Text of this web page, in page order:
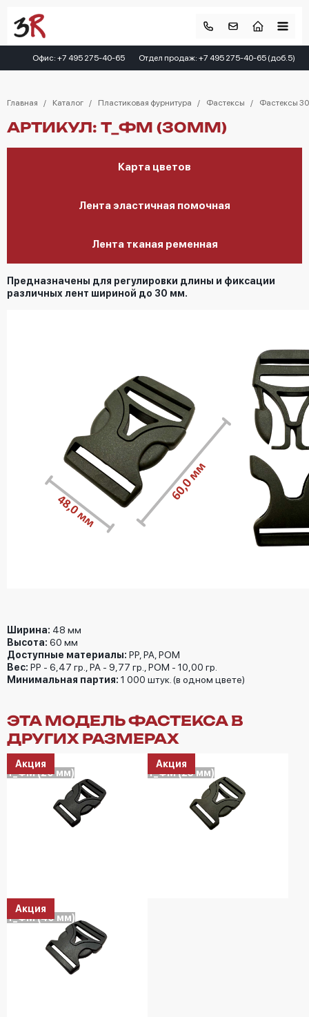
Офис: +7 495 275-40-65 Отдел продаж: +7 495 275-40-65 (доб.5)
Главная Каталог Пластиковая фурнитура Фастексы Фастексы
АРТИКУЛ: T_ФM (30ММ)
Карта цветов
Лента эластичная помочная
Лента тканая ременная
Предназначены для регулировки длины и фиксации
различных лент шириной до 30 мм.
Ширина: 48 мм
Высота: 60 мм
Доступные материалы: РP, PA, POM
Вес: PP - 6,47 гр., PA - 9,77 гр., POM - 10,00 гр.
Минимальная партия: 1 000 штук. (в одном цвете)
ЭТА МОДЕЛЬ ФАСТЕКСА В
ДРУГИХ РАЗМЕРАХ
Акция
Т_ФМ (20 мм)
Акция
Т_ФМ (25 мм)
Акция
Т_ФМ (40 мм)